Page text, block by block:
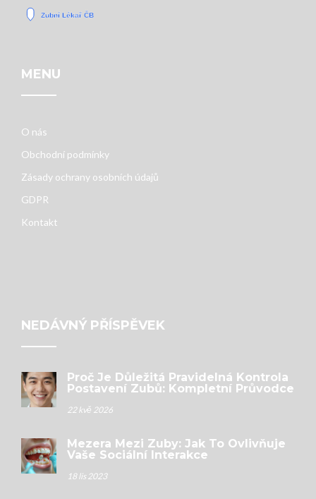
MENU
O nás
Obchodní podmínky
Zásady ochrany osobních údajů
GDPR
Kontakt
NEDÁVNÝ PŘÍSPĚVEK
Proč Je Důležitá Pravidelná Kontrola
Postavení Zubů: Kompletní Průvodce
22 kvě 2026
Mezera Mezi Zuby: Jak To Ovlivňuje
Vaše Sociální Interakce
18 lis 2023